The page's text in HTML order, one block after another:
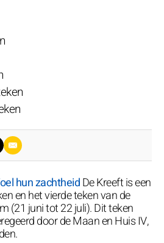
hun zachtheidDe Kreeft is een
en het vierde teken van de
(21 juni tot 22 juli). Dit teken
door de Maan en Huis IV,